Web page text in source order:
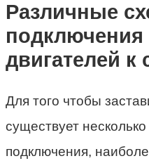
Различные
двигателей к
Для того чтобы
существует
подключения,